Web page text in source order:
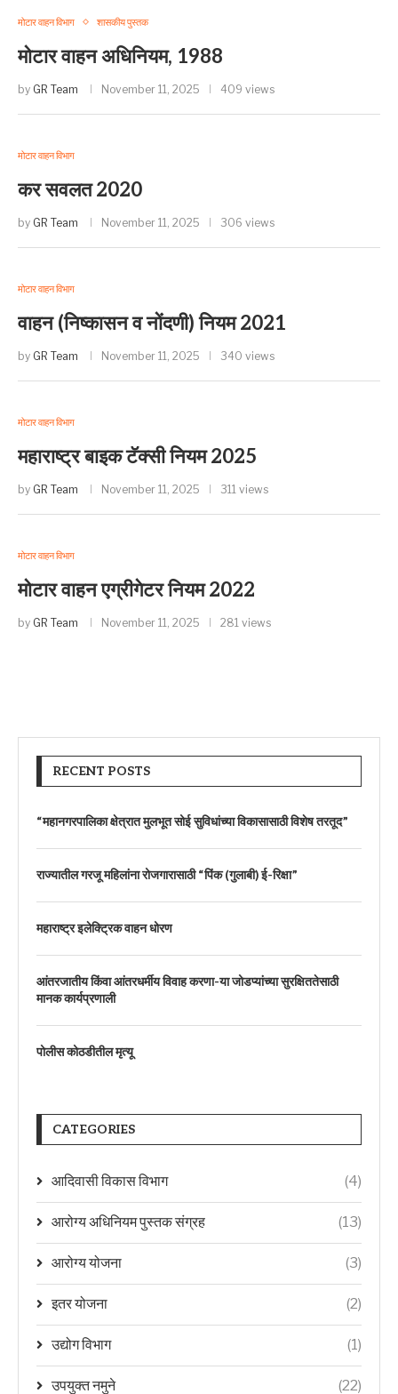
मोटार वाहन विभाग शासकीय पुस्तक
मोटार वाहन अधिनियम, 1988
by GR Team November 11, 2025 409 views
मोटार वाहन विभाग
कर सवलत 2020
by GR Team November 11, 2025 306 views
मोटार वाहन विभाग
वाहन (निष्कासन व नोंदणी) नियम 2021
by GR Team November 11, 2025 340 views
मोटार वाहन विभाग
महाराष्ट्र बाइक टॅक्सी नियम 2025
by GR Team November 11, 2025 311 views
मोटार वाहन विभाग
मोटार वाहन एग्रीगेटर नियम 2022
by GR Team November 11, 2025 281 views
RECENT POSTS
“महानगरपालिका क्षेत्रात मुलभूत सोई सुविधांच्या विकासासाठी विशेष तरतूद”
राज्यातील गरजू महिलांना रोजगारासाठी “पिंक (गुलाबी) ई-रिक्षा”
महाराष्ट्र इलेक्ट्रिक वाहन धोरण
आंतरजातीय किंवा आंतरधर्मीय विवाह करणा-या जोडप्यांच्या सुरक्षिततेसाठी
मानक कार्यप्रणाली
पोलीस कोठडीतील मृत्यू
CATEGORIES
आदिवासी विकास विभाग (4)
आरोग्य अधिनियम पुस्तक संग्रह (13)
आरोग्य योजना (3)
इतर योजना (2)
उद्योग विभाग (1)
उपयुक्त नमुने (22)